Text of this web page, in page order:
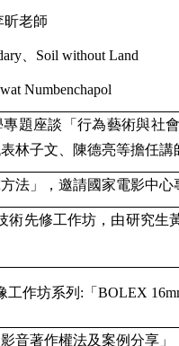
昕老師
、 Soil without Land
Numbenchapol
題座談「行為藝術與社
林子文、陳德亮等擔任講
法」，邀請國家電影中
術先修工作坊，由研究生
工作坊系列 : 「 BOLEX
音著作權法及案例分享